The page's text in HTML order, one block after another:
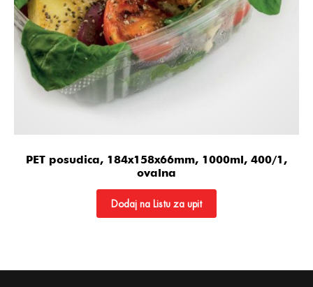
PET posudica, 184x158x66mm, 1000ml, 400/1,
ovalna
Dodaj na Listu za upit